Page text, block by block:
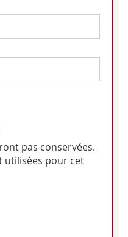
pas conservées.
utilisées pour cet